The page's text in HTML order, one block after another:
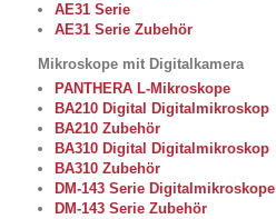
AE31 Serie
AE31 Serie Zubehör
Mikroskope mit Digitalkamera
PANTHERA L-Mikroskope
BA210 Digital Digitalmikroskop
BA210 Zubehör
BA310 Digital Digitalmikroskop
BA310 Zubehör
DM-143 Serie Digitalmikroskope
DM-143 Serie Zubehör